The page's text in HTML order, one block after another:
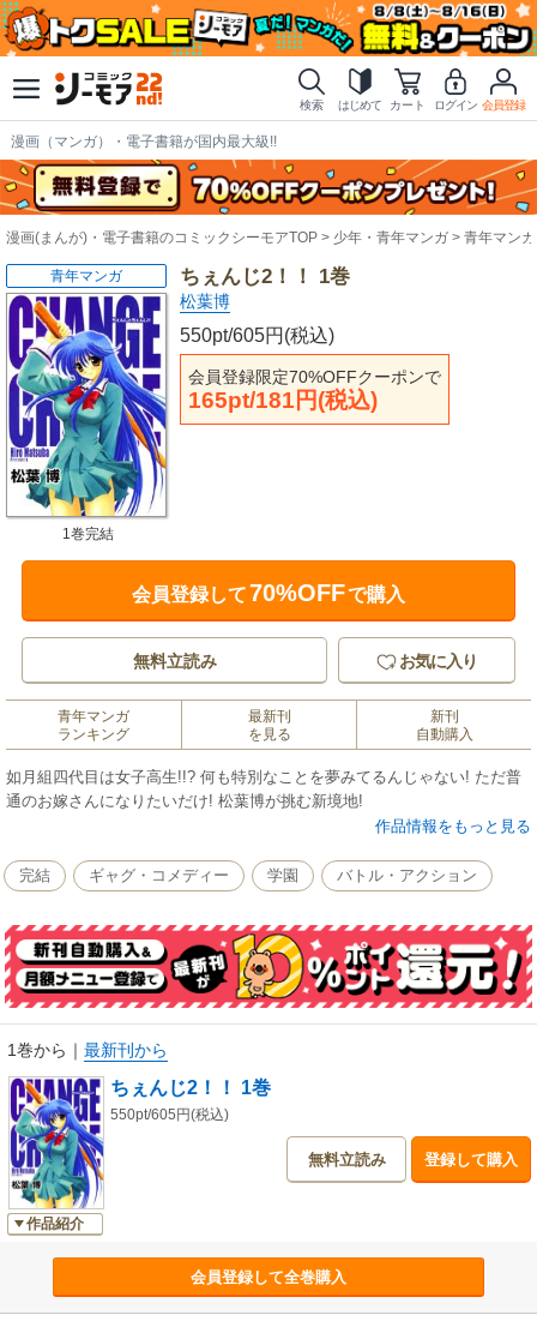
検索 はじめて カート ログイン 会員登録
漫画（マンガ）・電子書籍が国内最大級!!
漫画(まんが)・電子書籍のコミックシーモアTOP 少年・青年マンガ 青年マンガ
ちぇんじ2！！ 1巻
松葉博
550pt/605円(税込)
会員登録限定70%OFFクーポンで
165pt/181円(税込)
青年マンガ
1巻完結
会員登録して70%OFFで購入
無料立読み お気に入り
青年マンガ
ランキング
最新刊
を見る
新刊
自動購入
如月組四代目は女子高生!!? 何も特別なことを夢みてるんじゃない! ただ普
通のお嫁さんになりたいだけ! 松葉博が挑む新境地!
作品情報をもっと見る
完結 ギャグ・コメディー 学園 バトル・アクション
1巻から ｜ 最新刊から
作品紹介
ちぇんじ2！！ 1巻
550pt/605円(税込)
無料立読み 登録して購入
会員登録して全巻購入